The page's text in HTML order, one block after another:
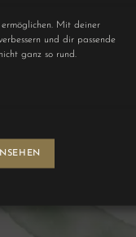
ermöglichen. Mit deiner
und dir passende
ganz so rund.